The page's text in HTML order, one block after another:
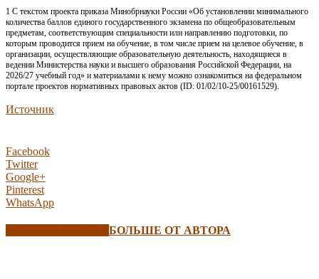
1 С текстом проекта приказа Минобрнауки России «Об установлении минимального
количества баллов единого государственного экзамена по общеобразовательным
предметам, соответствующим специальности или направлению подготовки, по
которым проводится прием на обучение, в том числе прием на целевое обучение, в
организации, осуществляющие образовательную деятельность, находящиеся в
ведении Министерства науки и высшего образования Российской Федерации, на
2026/27 учебный год» и материалами к нему можно ознакомиться на федеральном
портале проектов нормативных правовых актов (ID: 01/02/10-25/00161529).
Источник
Facebook
Twitter
Google+
Pinterest
WhatsApp
БОЛЬШЕ ОТ АВТОРА